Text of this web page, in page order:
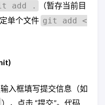
add .
（暂存当前目
单个文件 git add <
入框填写提交信息（如
），点击 “提交”。代码